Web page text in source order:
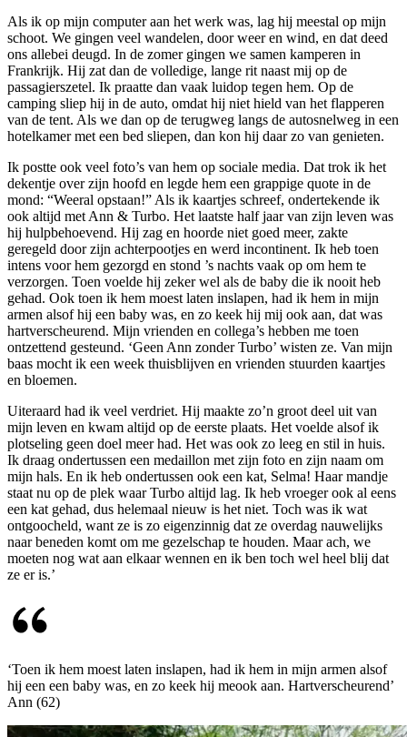
Als ik op mijn computer aan het werk was, lag hij meestal op mijn
schoot. We gingen veel wandelen, door weer en wind, en dat deed
ons allebei deugd. In de zomer gingen we samen kamperen in
Frankrijk. Hij zat dan de volledige, lange rit naast mij op de
passagierszetel. Ik praatte dan vaak luidop tegen hem. Op de
camping sliep hij in de auto, omdat hij niet hield van het flapperen
van de tent. Als we dan op de terugweg langs de autosnelweg in een
hotelkamer met een bed sliepen, dan kon hij daar zo van genieten.
Ik postte ook veel foto’s van hem op sociale media. Dat trok ik het
dekentje over zijn hoofd en legde hem een grappige quote in de
mond: “Weeral opstaan!” Als ik kaartjes schreef, ondertekende ik
ook altijd met Ann & Turbo. Het laatste half jaar van zijn leven was
hij hulpbehoevend. Hij zag en hoorde niet goed meer, zakte
geregeld door zijn achterpootjes en werd incontinent. Ik heb toen
intens voor hem gezorgd en stond ’s nachts vaak op om hem te
verzorgen. Toen voelde hij zeker wel als de baby die ik nooit heb
gehad. Ook toen ik hem moest laten inslapen, had ik hem in mijn
armen alsof hij een baby was, en zo keek hij mij ook aan, dat was
hartverscheurend. Mijn vrienden en collega’s hebben me toen
ontzettend gesteund. ‘Geen Ann zonder Turbo’ wisten ze. Van mijn
baas mocht ik een week thuisblijven en vrienden stuurden kaartjes
en bloemen.
Uiteraard had ik veel verdriet. Hij maakte zo’n groot deel uit van
mijn leven en kwam altijd op de eerste plaats. Het voelde alsof ik
plotseling geen doel meer had. Het was ook zo leeg en stil in huis.
Ik draag ondertussen een medaillon met zijn foto en zijn naam om
mijn hals. En ik heb ondertussen ook een kat, Selma! Haar mandje
staat nu op de plek waar Turbo altijd lag. Ik heb vroeger ook al eens
een kat gehad, dus helemaal nieuw is het niet. Toch was ik wat
ontgoocheld, want ze is zo eigenzinnig dat ze overdag nauwelijks
naar beneden komt om me gezelschap te houden. Maar ach, we
moeten nog wat aan elkaar wennen en ik ben toch wel heel blij dat
ze er is.’
‘Toen ik hem moest laten inslapen, had ik hem in mijn armen alsof
hij een een baby was, en zo keek hij meook aan. Hartverscheurend’
Ann (62)